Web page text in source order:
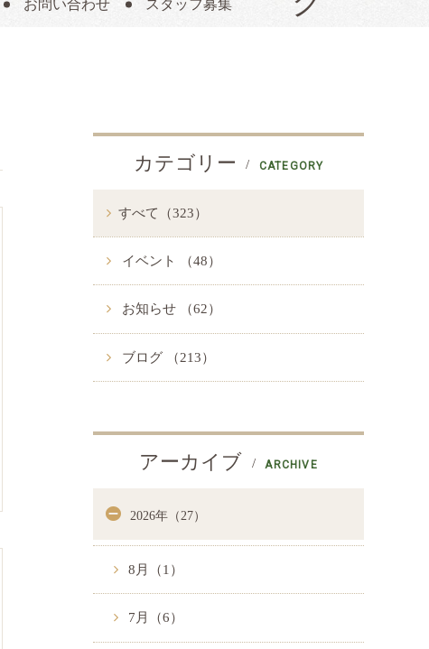
お問い合わせ スタッフ募集
カテゴリー CATEGORY
すべて（323）
イベント （48）
お知らせ （62）
ブログ （213）
アーカイブ ARCHIVE
2026年（27）
8月（1）
7月（6）